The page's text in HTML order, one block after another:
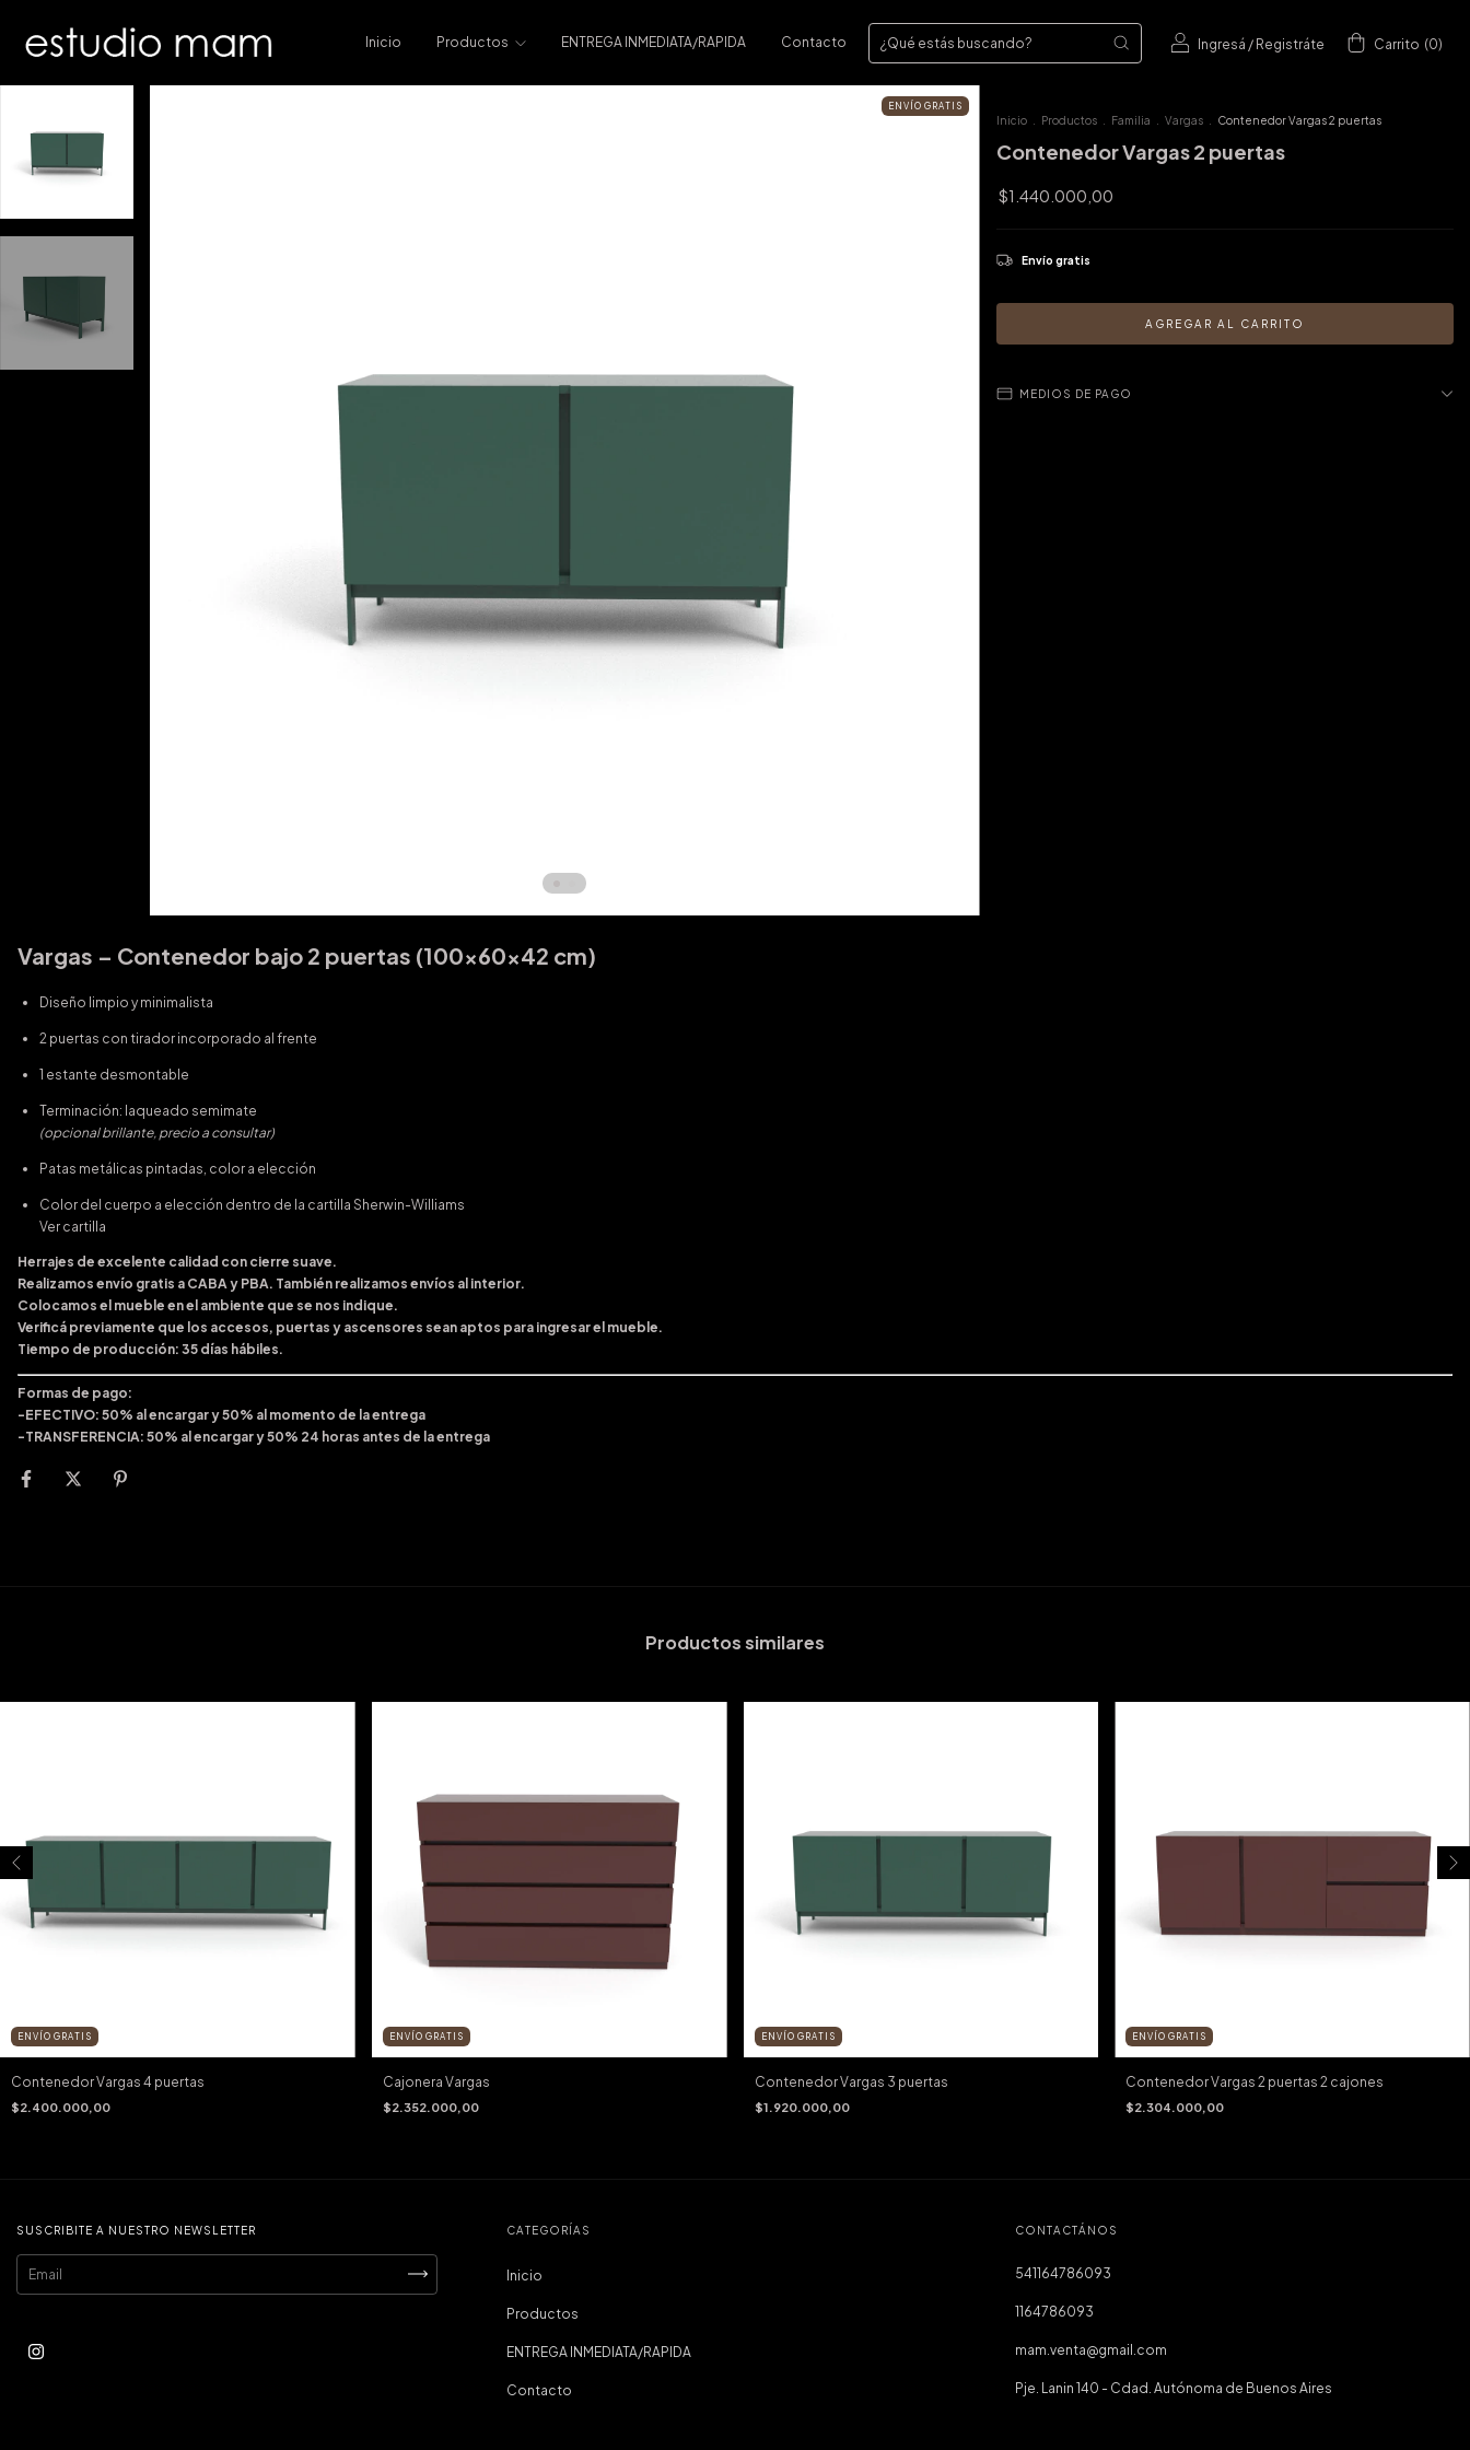
Inicio Productos ENTREGA INMEDIATA/RAPIDA Contacto Ingresá / Registráte Carrito (0)
ENVÍO GRATIS
Inicio Productos Familia Vargas Contenedor Vargas 2 puertas
Contenedor Vargas 2 puertas
$1.440.000,00
Envío gratis
MEDIOS DE PAGO
Vargas – Contenedor bajo 2 puertas (100x60x42 cm)
Diseño limpio y minimalista
2 puertas con tirador incorporado al frente
1 estante desmontable
Terminación: laqueado semimate
(opcional brillante, precio a consultar)
Patas metálicas pintadas, color a elección
Color del cuerpo a elección dentro de la cartilla Sherwin-Williams
Ver cartilla
Herrajes de excelente calidad con cierre suave.
Realizamos envío gratis a CABA y PBA. También realizamos envíos al interior.
Colocamos el mueble en el ambiente que se nos indique.
Verificá previamente que los accesos, puertas y ascensores sean aptos para ingresar el mueble.
Tiempo de producción: 35 días hábiles.
Formas de pago:
-EFECTIVO: 50% al encargar y 50% al momento de la entrega
-TRANSFERENCIA: 50% al encargar y 50% 24 horas antes de la entrega
Productos similares
ENVÍO GRATIS
Contenedor Vargas 4 puertas
$2.400.000,00
ENVÍO GRATIS
Cajonera Vargas
$2.352.000,00
ENVÍO GRATIS
Contenedor Vargas 3 puertas
$1.920.000,00
ENVÍO GRATIS
Contenedor Vargas 2 puertas 2 cajones
$2.304.000,00
SUSCRIBITE A NUESTRO NEWSLETTER CATEGORÍAS
Inicio
Productos
ENTREGA INMEDIATA/RAPIDA
Contacto
CONTACTÁNOS
541164786093
1164786093
mam.venta@gmail.com
Pje. Lanin 140 - Cdad. Autónoma de Buenos Aires